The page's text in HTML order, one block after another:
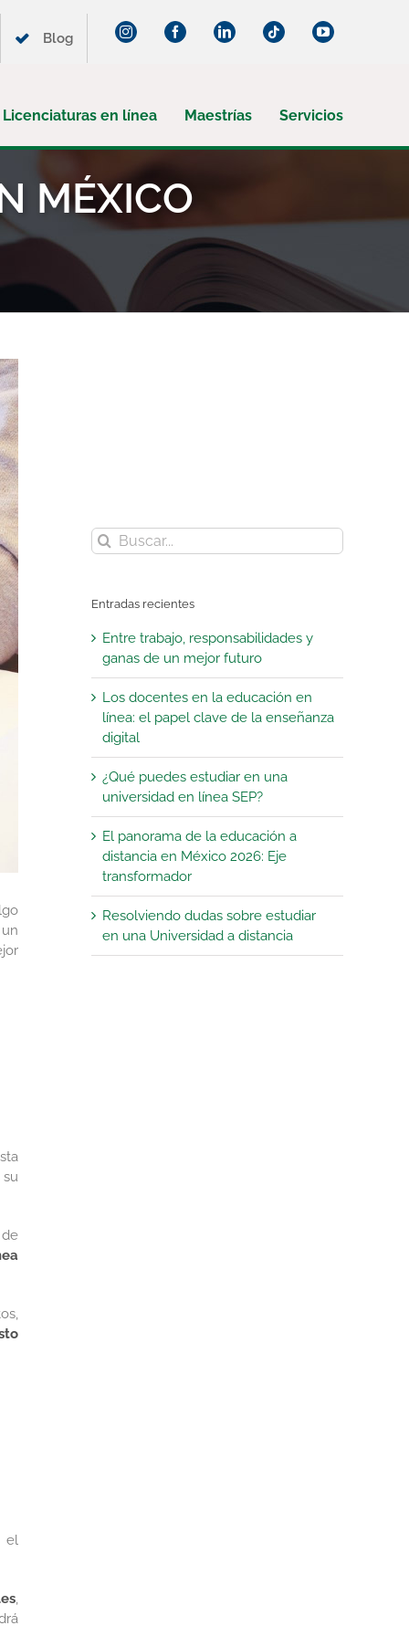
Blog Instagram FacebookLinkedIn Tiktok YouTube
Licenciaturas en línea Maestrías Servicios
MÉXICO
el
,
Buscar:
Entradas recientes
Entre trabajo, responsabilidades y
ganas de un mejor futuro
Los docentes en la educación en
línea: el papel clave de la enseñanza
digital
¿Qué puedes estudiar en una
universidad en línea SEP?
El panorama de la educación a
distancia en México 2026: Eje
transformador
Resolviendo dudas sobre estudiar
en una Universidad a distancia